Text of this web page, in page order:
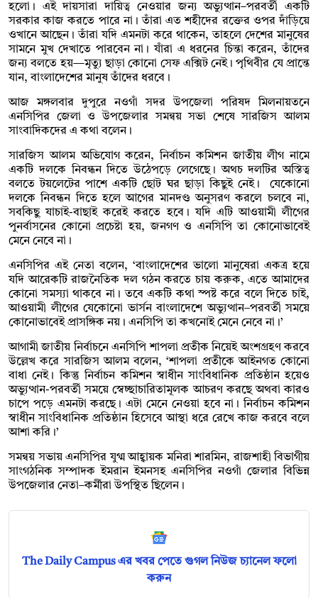
হলো। এই দায়সারা দায়িত্ব নেওয়ার জন্য অভ্যুত্থান–পরবর্তী একটি
সরকার কাজ করতে পারে না। তাঁরা এত শহীদের রক্তের ওপর দাঁড়িয়ে
ওখানে আছেন। তাঁরা যদি এমনটা করে থাকেন, তাহলে দেশের মানুষের
সামনে মুখ দেখাতে পারবেন না। যাঁরা এ ধরনের চিন্তা করেন, তাঁদের
জন্য বলতে হয়—মৃত্যু ছাড়া কোনো সেফ এক্সিট নেই। পৃথিবীর যে প্রান্তে
যান, বাংলাদেশের মানুষ তাঁদের ধরবে।
আজ মঙ্গলবার দুপুরে নওগাঁ সদর উপজেলা পরিষদ মিলনায়তনে
এনসিপির জেলা ও উপজেলার সমন্বয় সভা শেষে সারজিস আলম
সাংবাদিকদের এ কথা বলেন।
সারজিস আলম অভিযোগ করেন, নির্বাচন কমিশন জাতীয় লীগ নামে
একটি দলকে নিবন্ধন দিতে উঠেপড়ে লেগেছে। অথচ দলটির অস্তিত্ব
বলতে টয়লেটের পাশে একটি ছোট ঘর ছাড়া কিছুই নেই। যেকোনো
দলকে নিবন্ধন দিতে হলে আগের মানদণ্ড অনুসরণ করলে চলবে না,
সবকিছু যাচাই-বাছাই করেই করতে হবে। যদি এটি আওয়ামী লীগের
পুনর্বাসনের কোনো প্রচেষ্টা হয়, জনগণ ও এনসিপি তা কোনোভাবেই
মেনে নেবে না।
এনসিপির এই নেতা বলেন, ‘বাংলাদেশের ভালো মানুষেরা একত্র হয়ে
যদি আরেকটি রাজনৈতিক দল গঠন করতে চায় করুক, এতে আমাদের
কোনো সমস্যা থাকবে না। তবে একটি কথা স্পষ্ট করে বলে দিতে চাই,
আওয়ামী লীগের যেকোনো ভার্সন বাংলাদেশে অভ্যুত্থান–পরবর্তী সময়ে
কোনোভাবেই প্রাসঙ্গিক নয়। এনসিপি তা কখনোই মেনে নেবে না।’
আগামী জাতীয় নির্বাচনে এনসিপি শাপলা প্রতীক নিয়েই অংশগ্রহণ করবে
উল্লেখ করে সারজিস আলম বলেন, ‘শাপলা প্রতীকে আইনগত কোনো
বাধা নেই। কিন্তু নির্বাচন কমিশন স্বাধীন সাংবিধানিক প্রতিষ্ঠান হয়েও
অভ্যুত্থান-পরবর্তী সময়ে স্বেচ্ছাচারিতামূলক আচরণ করছে অথবা কারও
চাপে পড়ে এমনটা করছে। এটা মেনে নেওয়া হবে না। নির্বাচন কমিশন
স্বাধীন সাংবিধানিক প্রতিষ্ঠান হিসেবে আস্থা ধরে রেখে কাজ করবে বলে
আশা করি।’
সমন্বয় সভায় এনসিপির যুগ্ম আহ্বায়ক মনিরা শারমিন, রাজশাহী বিভাগীয়
সাংগঠনিক সম্পাদক ইমরান ইমনসহ এনসিপির নওগাঁ জেলার বিভিন্ন
উপজেলার নেতা–কর্মীরা উপস্থিত ছিলেন।
The Daily Campus এর খবর পেতে গুগল নিউজ চ্যানেল ফলো
করুন